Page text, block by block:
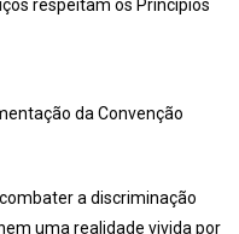
respeitam os Princípios
da Convenção
a discriminação
uma realidade vivida por